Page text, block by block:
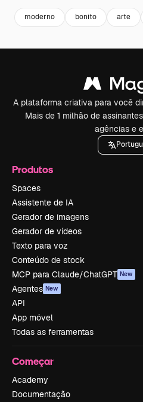
moderno bonito arte
A plataforma criativa para você
Mais de 1 milhão de
agências e
Produtos
Spaces
Assistente de IA
Gerador de imagens
Gerador de vídeos
Texto para voz
Conteúdo de stock
MCP para Claude/ChatGPT New
Agentes New
API
App móvel
Todas as ferramentas
Começar
Academy
Documentação